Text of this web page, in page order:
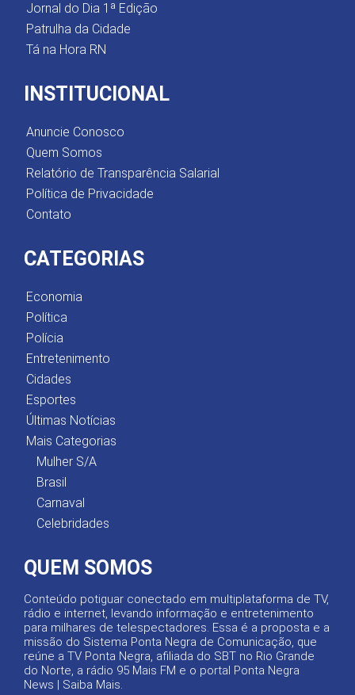
Jornal do Dia 1ª Edição
Patrulha da Cidade
Tá na Hora RN
INSTITUCIONAL
Anuncie Conosco
Quem Somos
Relatório de Transparência Salarial
Política de Privacidade
Contato
CATEGORIAS
Economia
Política
Polícia
Entretenimento
Cidades
Esportes
Últimas Notícias
Mais Categorias
Mulher S/A
Brasil
Carnaval
Celebridades
QUEM SOMOS
Conteúdo potiguar conectado em multiplataforma de TV,
rádio e internet, levando informação e entretenimento
para milhares de telespectadores. Essa é a proposta e a
missão do Sistema Ponta Negra de Comunicação, que
reúne a TV Ponta Negra, afiliada do SBT no Rio Grande
do Norte, a rádio 95 Mais FM e o portal Ponta Negra
News | Saiba Mais.